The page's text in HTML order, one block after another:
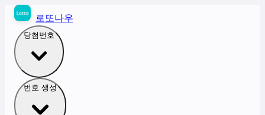
로또나우
당첨번호
번호 생성